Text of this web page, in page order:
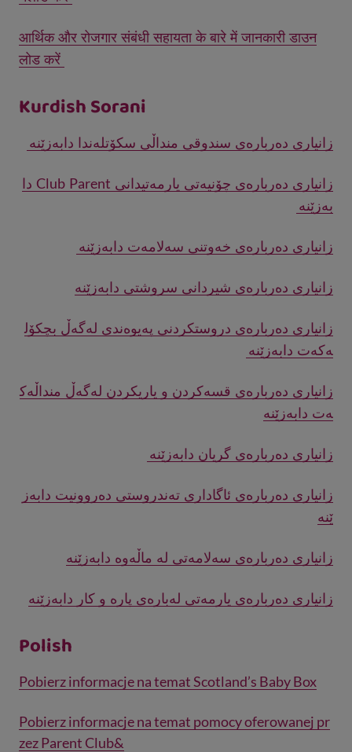
आर्थिक और रोजगार संबंधी सहायता के बारे में जानकारी डाउन
लोड करें
Kurdish Sorani
زانیاری دەربارەی سندوقی منداڵی سکۆتلەندا دابەزێنە
زانیاری دەربارەی چۆنیەتی یارمەتیدانی Parent
Club دا
بەزێنە
زانیاری دەربارەی خەوتنی سەلامەت دابەزێنە
زانیاری دەربارەی شیردانی سروشتی دابەزێنە
زانیاری دەربارەی دروستکردنی پەیوەندی لەگەڵ بچکۆل
ەکەت دابەزێنە
زانیاری دەربارەی قسەکردن و یاریکردن لەگەڵ منداڵەک
ەت دابەزێنە
زانیاری دەربارەی گریان دابەزێنە
زانیاری دەربارەی ئاگاداری تەندروستی دەروونیت دابەز
ێنە
زانیاری دەربارەی سەلامەتی لە ماڵەوە دابەزێنە
زانیاری دەربارەی یارمەتی لەبارەی پارە و کار دابەزێنە
Polish
Pobierz informacje na temat Scotland’s Baby Box
Pobierz informacje na temat pomocy oferowanej pr
zez Parent Club&